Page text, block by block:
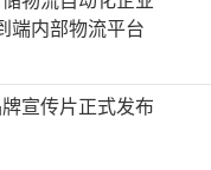
端内部物流平台
宣传片正式发布